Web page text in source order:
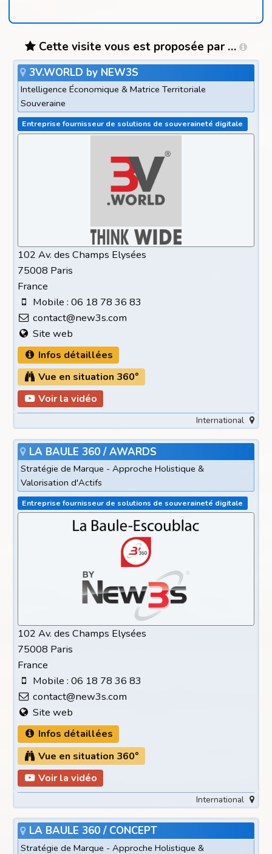
Cette visite vous est proposée par …
3V.WORLD by NEW3S
Intelligence Économique & Matrice Territoriale
Souveraine
Entreprise fournisseur de solutions de souveraineté digitale
102 Av. des Champs Elysées
75008 Paris
France
Mobile : 06 18 78 36 83
contact@new3s.com
Site web
Infos détaillées
Vue en situation 360°
Voir la vidéo
International
LA BAULE 360 / AWARDS
Stratégie de Marque - Approche Holistique &
Valorisation d'Actifs
Entreprise fournisseur de solutions de souveraineté digitale
102 Av. des Champs Elysées
75008 Paris
France
Mobile : 06 18 78 36 83
contact@new3s.com
Site web
Infos détaillées
Vue en situation 360°
Voir la vidéo
International
LA BAULE 360 / CONCEPT
Stratégie de Marque - Approche Holistique &